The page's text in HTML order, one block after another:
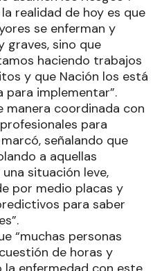
realidad de hoy es que
se enferman y
graves, sino que
haciendo trabajos
y que Nación los está
implementar”.
manera coordinada con
para
señalando que
a aquellas
situación leve,
por medio placas y
para saber
“muchas personas
de horas y